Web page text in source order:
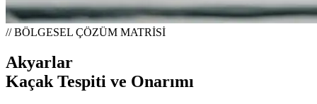
// BÖLGESEL ÇÖZÜM MATRİSİ
Akyarlar
Kaçak Tespiti ve Onarımı